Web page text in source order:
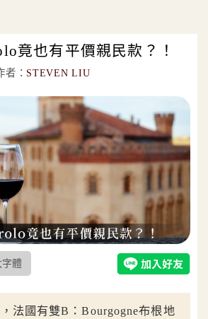
竟也有平價親民款？！
者： STEVEN LIU
體
法國有雙B：Bourgogne布根地